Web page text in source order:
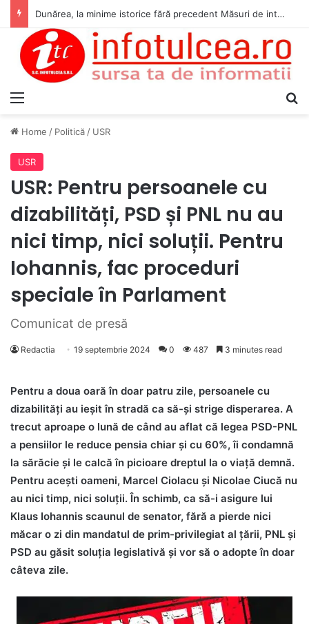
Dunărea, la minime istorice fără precedent Măsuri de intervenție pentru menținerea debitelor minime, necesare pentru producția de energie nucleară
Home / Politică / USR
USR
USR: Pentru persoanele cu
dizabilități, PSD și PNL nu au
nici timp, nici soluții. Pentru
Iohannis, fac proceduri
speciale în Parlament
Comunicat de presă
Redactia 19 septembrie 2024 0 487 3 minutes read
Pentru a doua oară în doar patru zile, persoanele cu
dizabilități au ieșit în stradă ca să-și strige disperarea. A
trecut aproape o lună de când au aflat că legea PSD-PNL
a pensiilor le reduce pensia chiar și cu 60%, îi condamnă
la sărăcie și le calcă în picioare dreptul la o viață demnă.
Pentru acești oameni, Marcel Ciolacu și Nicolae Ciucă nu
au nici timp, nici soluții. În schimb, ca să-i asigure lui
Klaus Iohannis scaunul de senator, fără a pierde nici
măcar o zi din mandatul de prim-privilegiat al țării, PNL și
PSD au găsit soluția legislativă și vor să o adopte în doar
câteva zile.